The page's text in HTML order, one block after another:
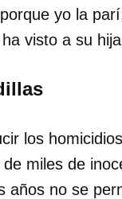
yo la
visto a su
los
miles de
años no se